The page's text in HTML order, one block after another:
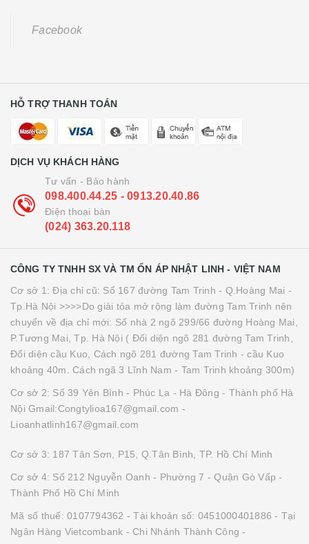
Facebook
HỖ TRỢ THANH TOÁN
DỊCH VỤ KHÁCH HÀNG
Tư vấn - Bảo hành
098.400.44.25 - 0913.20.40.86
Điện thoại bàn
(024) 363.20.118
CÔNG TY TNHH SX VÀ TM ỔN ÁP NHẬT LINH - VIỆT NAM
Cơ sở 1: Địa chỉ cũ: Số 167 đường Tam Trinh - Q.Hoàng Mai -
Tp.Hà Nội >>>>Do giải tỏa mở rộng làm đường Tam Trinh nên
chuyển về địa chỉ mới: Số nhà 2 ngõ 299/66 đường Hoàng Mai,
P.Tương Mai, Tp. Hà Nội ( Đối diện ngõ 281 đường Tam Trinh,
Đối diện cầu Kuo, Cách ngõ 281 đường Tam Trinh - cầu Kuo
khoảng 40m. Cách ngã 3 Lĩnh Nam - Tam Trinh khoảng 300m)
Cơ sở 2: Số 39 Yên Bình - Phúc La - Hà Đông - Thành phố Hà
Nội Gmail:Congtylioa167@gmail.com -
Lioanhatlinh167@gmail.com
Cơ sở 3: 187 Tân Sơn, P15, Q.Tân Bình, TP. Hồ Chí Minh
Cơ sở 4: Số 212 Nguyễn Oanh - Phường 7 - Quận Gò Vấp -
Thành Phố Hồ Chí Minh
Mã số thuế: 0107794362 - Tài khoản số: 0451000401886 - Tại
Ngân Hàng Vietcombank - Chi Nhánh Thành Công -